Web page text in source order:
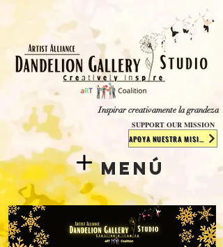
​​​Inspirar creativamente la grandeza
Menú
SUPPORT OUR MISSION